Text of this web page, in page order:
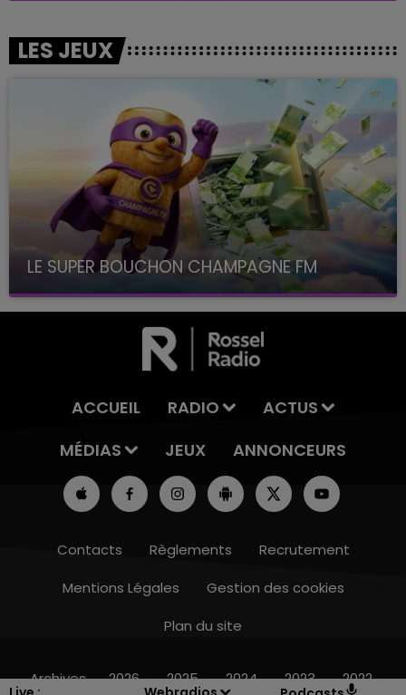
LES JEUX
LE SUPER BOUCHON CHAMPAGNE FM
avec La Famille Champagne FM, à 8H10
ACCUEIL RADIO
ACTUS
MÉDIAS
JEUX ANNONCEURS
Contacts Règlements
Recrutement
Mentions Légales
Gestion des cookies
Plan du site
Archives 2026 2025 2024 2023 2022